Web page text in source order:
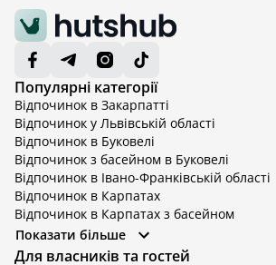
Популярні категорії
Відпочинок в Закарпатті
Відпочинок у Львівській області
Відпочинок в Буковелі
Відпочинок з басейном в Буковелі
Відпочинок в Івано-Франківській області
Відпочинок в Карпатах
Відпочинок в Карпатах з басейном
Відпочинок в Київській області
Відпочинок в Київській області з басейном
Показати більше
Для власників та гостей